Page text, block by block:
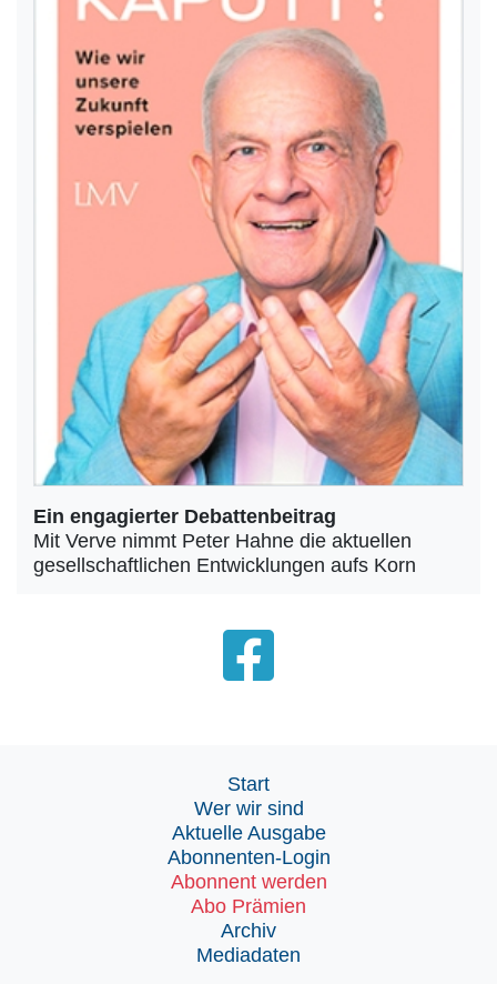
Ein engagierter Debattenbeitrag
Mit Verve nimmt Peter Hahne die aktuellen
gesellschaftlichen Entwicklungen aufs Korn
Start
Wer wir sind
Aktuelle Ausgabe
Abonnenten-Login
Abonnent werden
Abo Prämien
Archiv
Mediadaten